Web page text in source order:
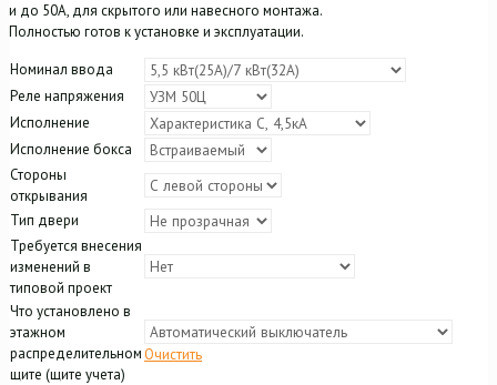
и до 50А, для скрытого или навесного монтажа.
Полностью готов к установке и эксплуатации.
Номинал ввода
Реле напряжения
Исполнение
Исполнение бокса
Стороны
открывания
Тип двери
Требуется внесения
изменений в
типовой проект
Что установлено в
этажном
распределительном
щите (щите учета)
Очистить